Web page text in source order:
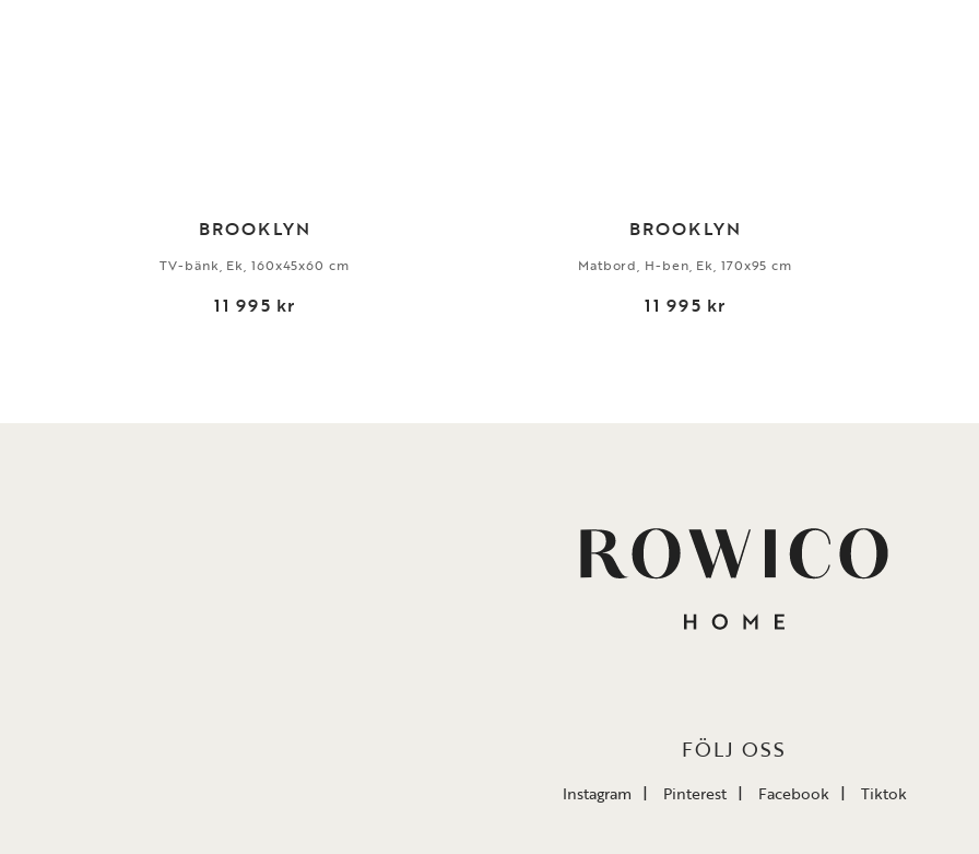
BROOKLYN
TV-bänk, Ek, 160x45x60 cm
11 995 kr
BROOKLYN
Matbord, H-ben, Ek, 170x95 cm
11 995 kr
FÖLJ OSS
Instagram Pinterest Facebook Tiktok